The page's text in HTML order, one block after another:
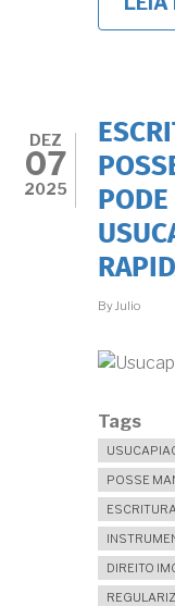
DEZ
07
2025
ByJulio
Tags
POSSE
DIREITO